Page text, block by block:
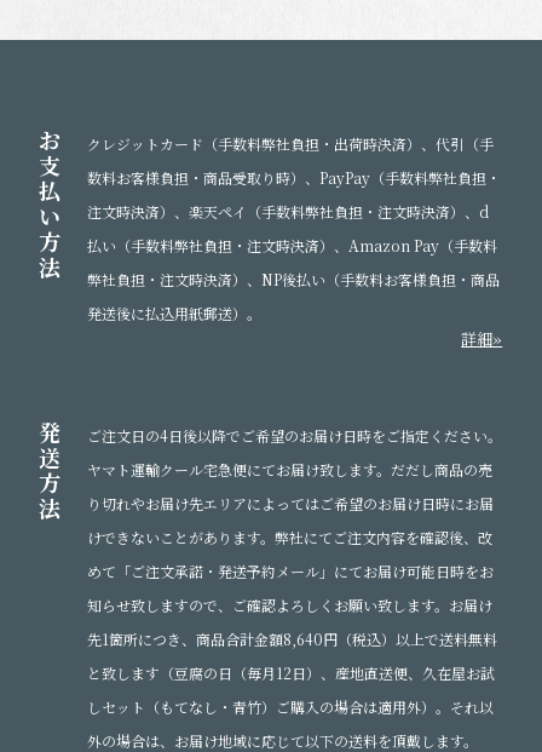
お
支
払
い
方
法
クレジットカード（手数料弊社負担・出荷時決済）、代引（手
数料お客様負担・商品受取り時）、PayPay（手数料弊社負担・
注文時決済）、楽天ペイ（手数料弊社負担・注文時決済）、d
払い（手数料弊社負担・注文時決済）、Amazon Pay（手数料
弊社負担・注文時決済）、NP後払い（手数料お客様負担・商品
発送後に払込用紙郵送）。
詳細»
発
送
方
法
ご注文日の4日後以降でご希望のお届け日時をご指定ください。
ヤマト運輸クール宅急便にてお届け致します。だだし商品の売
り切れやお届け先エリアによってはご希望のお届け日時にお届
けできないことがあります。弊社にてご注文内容を確認後、改
めて「ご注文承諾・発送予約メール」にてお届け可能日時をお
知らせ致しますので、ご確認よろしくお願い致します。お届け
先1箇所につき、商品合計金額8,640円（税込）以上で送料無料
と致します（豆腐の日（毎月12日）、産地直送便、久在屋お試
しセット（もてなし・青竹）ご購入の場合は適用外）。それ以
外の場合は、お届け地域に応じて以下の送料を頂戴します。